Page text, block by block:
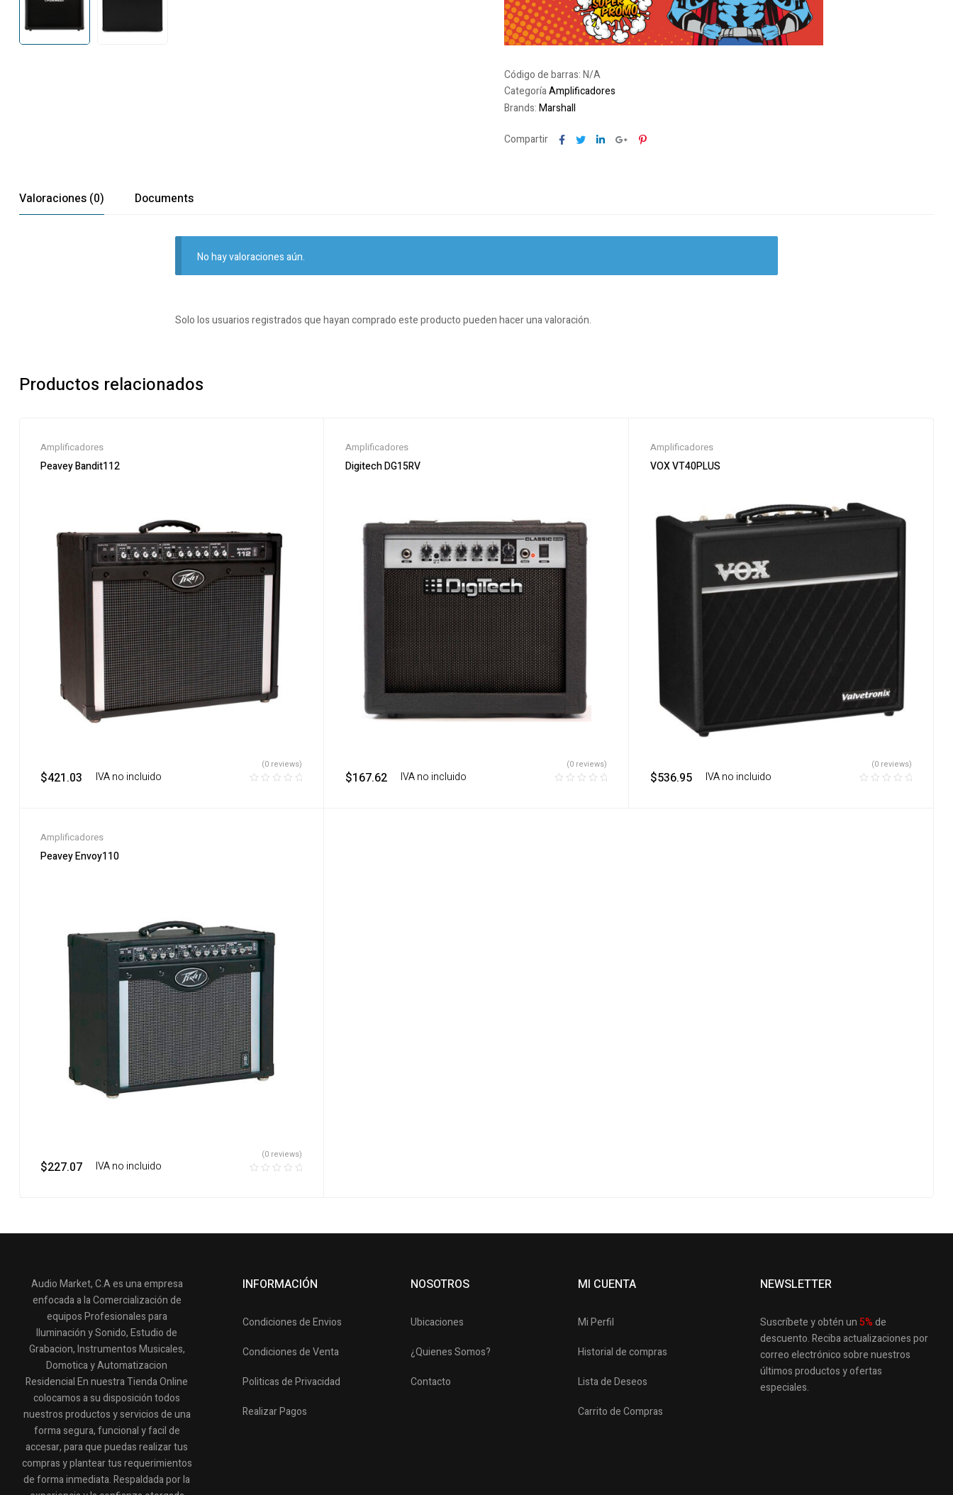
Código de barras:N/A
CategoríaAmplificadores
Brands:Marshall
Compartir Facebook
TwitterLinkedinGoogle+Pinterest
Valoraciones (0) Documents
No hay valoraciones aún.
Solo los usuarios registrados que hayan comprado este producto pueden hacer una valoración.
Productos relacionados
Amplificadores
Peavey Bandit112
$421.03 ‎ ‎ ‎ IVA no incluido
(0 reviews)
Amplificadores
Digitech DG15RV
$167.62 ‎ ‎ ‎ IVA no incluido
(0 reviews)
Amplificadores
VOX VT40PLUS
$536.95 ‎ ‎ ‎ IVA no incluido
(0 reviews)
Amplificadores
Peavey Envoy110
$227.07 ‎ ‎ ‎ IVA no incluido
(0 reviews)
Audio Market, C.A es una empresa
enfocada a la Comercialización de
equipos Profesionales para
Iluminación y Sonido, Estudio de
Grabacion, Instrumentos Musicales,
Domotica y Automatizacion
Residencial En nuestra Tienda Online
colocamos a su disposición todos
nuestros productos y servicios de una
forma segura, funcional y facil de
accesar, para que puedas realizar tus
compras y plantear tus requerimientos
de forma inmediata. Respaldada por la
INFORMACIÓN
Condiciones de Envios
Condiciones de Venta
Politicas de Privacidad
Realizar Pagos
NOSOTROS
Ubicaciones
¿Quienes Somos?
Contacto
MI CUENTA
Mi Perfil
Historial de compras
Lista de Deseos
Carrito de Compras
NEWSLETTER
Suscríbete y obtén un 5%de
descuento.Reciba actualizaciones por
correo electrónico sobre nuestros
últimos productosy ofertas
especiales.